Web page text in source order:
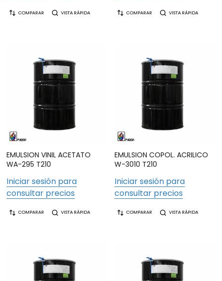
COMPARAR VISTA RÁPIDA COMPARAR VISTA RÁPIDA
EMULSION VINIL ACETATO
WA-295 T210
Iniciar sesión para
consultar precios
COMPARAR VISTA RÁPIDA
EMULSION COPOL. ACRILICO
W-3010 T210
Iniciar sesión para
consultar precios
COMPARAR VISTA RÁPIDA